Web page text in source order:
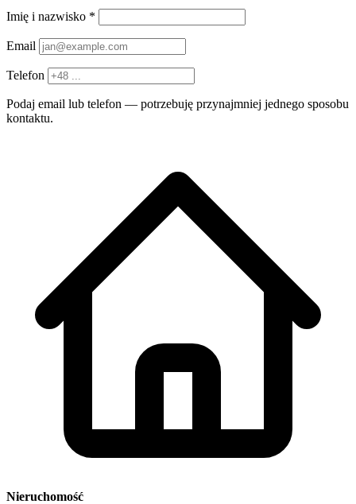
Imię i nazwisko *
Email
Telefon
Podaj email lub telefon — potrzebuję przynajmniej jednego sposobu
kontaktu.
Nieruchomość